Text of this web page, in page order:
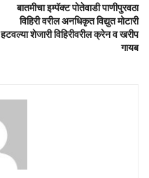
बातमीचा इम्पॅक्ट पोतेवाडी पाणीपुरवठा
विहिरी वरील अनधिकृत विद्युत मोटारी
हटवल्या शेजारी विहिरीवरील क्रेन व खरीप
गायब